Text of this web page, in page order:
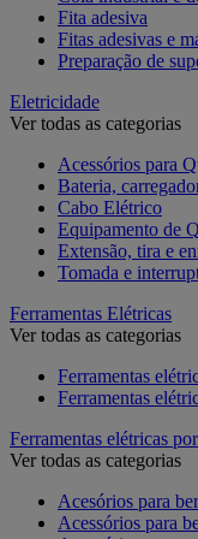
Fita adesiva
Fitas adesivas e
Preparação de
Eletricidade
Ver todas as categorias
Acessórios para
Bateria,
Cabo Elétrico
Equipamento de
Extensão, tira e
Tomada e
Ferramentas Elétricas
Ver todas as categorias
Ferramentas
Ferramentas
Ferramentas elétricas
Ver todas as categorias
Acesórios para
Acessórios para